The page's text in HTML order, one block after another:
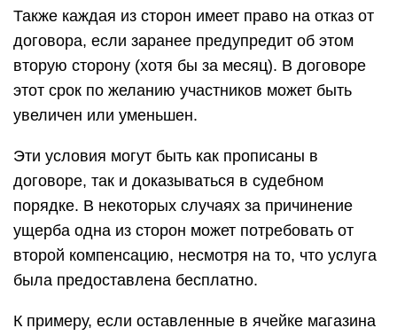
Также каждая из сторон имеет право на отказ от
договора, если заранее предупредит об этом
вторую сторону (хотя бы за месяц). В договоре
этот срок по желанию участников может быть
увеличен или уменьшен.
Эти условия могут быть как прописаны в
договоре, так и доказываться в судебном
порядке. В некоторых случаях за причинение
ущерба одна из сторон может потребовать от
второй компенсацию, несмотря на то, что услуга
была предоставлена бесплатно.
К примеру, если оставленные в ячейке магазина